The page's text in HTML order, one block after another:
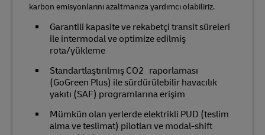
karbon emisyonlarını azaltmanıza yardımcı olabiliriz.
Garantili kapasite ve rekabetçi transit süreleri
ile intermodal ve optimize edilmiş
rota/yükleme
Standartlaştırılmış CO2 raporlaması
(GoGreen Plus) ile sürdürülebilir havacılık
yakıtı (SAF) programlarına erişim
Mümkün olan yerlerde elektrikli PUD (teslim
alma ve teslimat) pilotları ve modal-shift